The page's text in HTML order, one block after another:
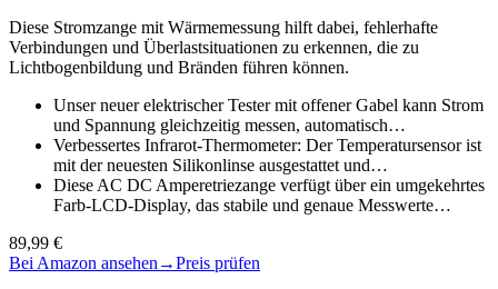
Diese Stromzange mit Wärmemessung hilft dabei, fehlerhafte
Verbindungen und Überlastsituationen zu erkennen, die zu
Lichtbogenbildung und Bränden führen können.
Unser neuer elektrischer Tester mit offener Gabel kann Strom
und Spannung gleichzeitig messen, automatisch…
Verbessertes Infrarot-Thermometer: Der Temperatursensor ist
mit der neuesten Silikonlinse ausgestattet und…
Diese AC DC Amperetriezange verfügt über ein umgekehrtes
Farb-LCD-Display, das stabile und genaue Messwerte…
89,99 €
Bei Amazon ansehen →Preis prüfen